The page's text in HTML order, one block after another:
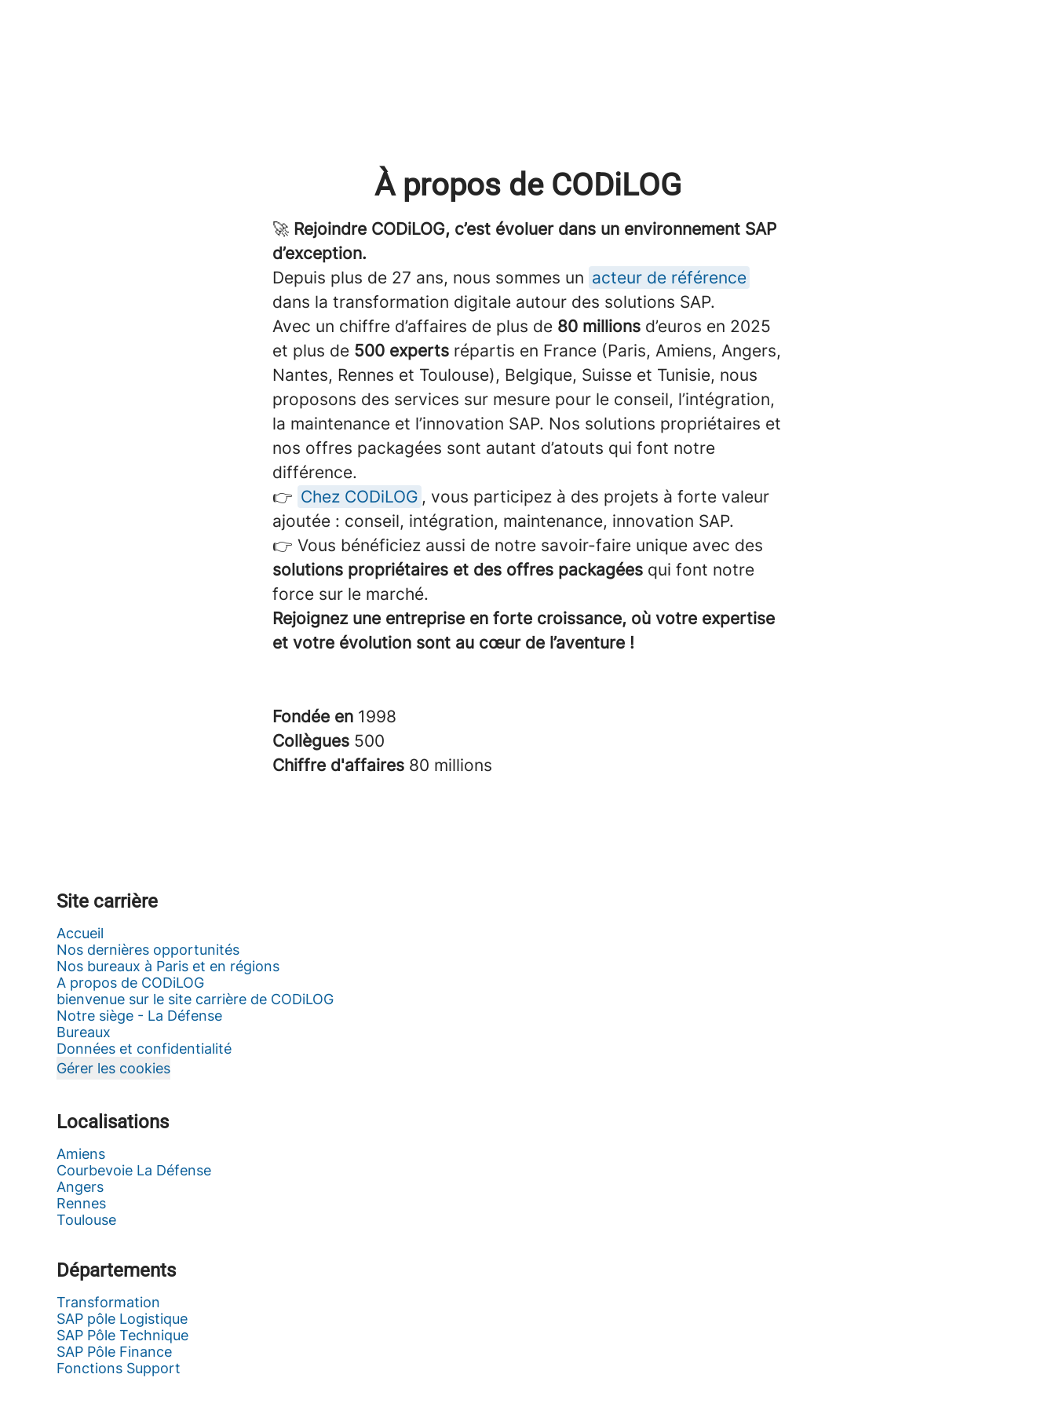
À propos de CODiLOG
🚀 Rejoindre CODiLOG, c’est évoluer dans un environnement SAP
d’exception.
Depuis plus de 27 ans, nous sommes un acteur de référence
dans la transformation digitale autour des solutions SAP.
Avec un chiffre d’affaires de plus de 80 millions d’euros en 2025
et plus de 500 experts répartis en France (Paris, Amiens, Angers,
Nantes, Rennes et Toulouse), Belgique, Suisse et Tunisie, nous
proposons des services sur mesure pour le conseil, l’intégration,
la maintenance et l’innovation SAP. Nos solutions propriétaires et
nos offres packagées sont autant d’atouts qui font notre
différence.
👉 Chez CODiLOG , vous participez à des projets à forte valeur
ajoutée : conseil, intégration, maintenance, innovation SAP.
👉 Vous bénéficiez aussi de notre savoir-faire unique avec des
solutions propriétaires et des offres packagées qui font notre
force sur le marché.
Rejoignez une entreprise en forte croissance, où votre expertise
et votre évolution sont au cœur de l’aventure !
Fondée en 1998
Collègues 500
Chiffre d'affaires 80 millions
Site carrière
Accueil
Nos dernières opportunités
Nos bureaux à Paris et en régions
A propos de CODiLOG
bienvenue sur le site carrière de CODiLOG
Notre siège - La Défense
Bureaux
Données et confidentialité
Gérer les cookies
Localisations
Amiens
Courbevoie La Défense
Angers
Rennes
Toulouse
Départements
Transformation
SAP pôle Logistique
SAP Pôle Technique
SAP Pôle Finance
Fonctions Support